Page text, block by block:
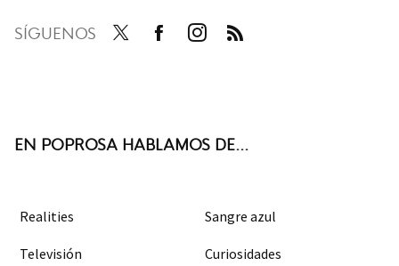
SÍGUENOS
EN POPROSA HABLAMOS DE...
Realities Sangre azul
Televisión Curiosidades